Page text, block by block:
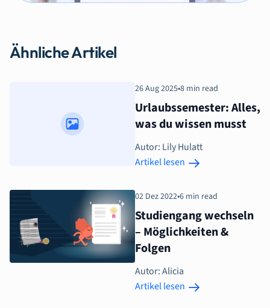
Ähnliche Artikel
26 Aug 2025•8 min read
Urlaubssemester: Alles,
was du wissen musst
Autor: Lily Hulatt
Artikel lesen
02 Dez 2022•6 min read
Studiengang wechseln
– Möglichkeiten &
Folgen
Autor: Alicia
Artikel lesen